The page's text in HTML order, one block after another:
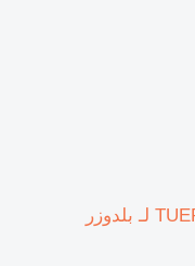
قوس المحرك TUERCA PILOTO 9M-0701 لـ بلدوزر